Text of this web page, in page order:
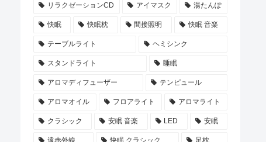
リラクゼーションCD アイマスク 湯たんぽ
快眠 快眠枕 間接照明 快眠 音楽
テーブルライト ヘミシンク
スタンドライト 睡眠
アロマディフューザー テンピュール
アロマオイル フロアライト アロマライト
クラシック 安眠 音楽 LED 安眠
遠赤外線 快眠 クラシック 足枕